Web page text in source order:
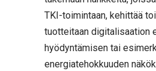
TKI-toimintaan, kehittää
tuotteitaan digitalisaation
hyödyntämisen tai
energiatehokkuuden